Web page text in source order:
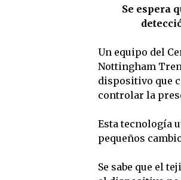
Se espera
Un equipo del
Nottingham
dispositivo que
controlar la
Esta tecnología
pequeños
Se sabe que el